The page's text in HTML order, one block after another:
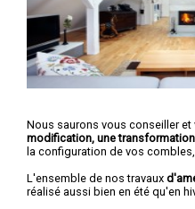
Nous saurons vous conseiller
modification, une
la configuration de vos
L'ensemble de nos travaux
réalisé aussi bien en été qu'en